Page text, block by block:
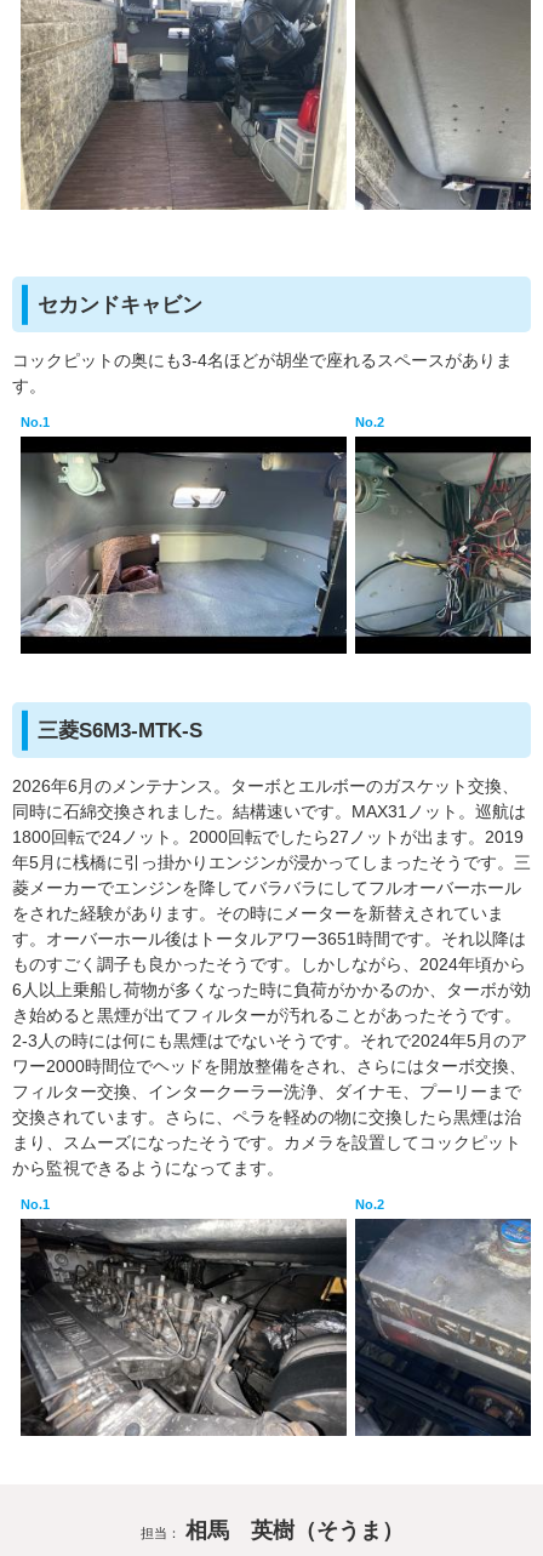
セカンドキャビン
コックピットの奥にも3-4名ほどが胡坐で座れるスペースがありま
す。
No.1 No.2
三菱S6M3-MTK-S
2026年6月のメンテナンス。ターボとエルボーのガスケット交換、
同時に石綿交換されました。結構速いです。MAX31ノット。巡航は
1800回転で24ノット。2000回転でしたら27ノットが出ます。2019
年5月に桟橋に引っ掛かりエンジンが浸かってしまったそうです。三
菱メーカーでエンジンを降してバラバラにしてフルオーバーホール
をされた経験があります。その時にメーターを新替えされていま
す。オーバーホール後はトータルアワー3651時間です。それ以降は
ものすごく調子も良かったそうです。しかしながら、2024年頃から
6人以上乗船し荷物が多くなった時に負荷がかかるのか、ターボが効
き始めると黒煙が出てフィルターが汚れることがあったそうです。
2-3人の時には何にも黒煙はでないそうです。それで2024年5月のア
ワー2000時間位でヘッドを開放整備をされ、さらにはターボ交換、
フィルター交換、インタークーラー洗浄、ダイナモ、プーリーまで
交換されています。さらに、ペラを軽めの物に交換したら黒煙は治
まり、スムーズになったそうです。カメラを設置してコックピット
から監視できるようになってます。
No.1 No.2
担当： 相馬 英樹（そうま）